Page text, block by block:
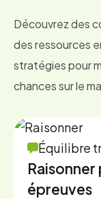
Découvrez des
des ressources
stratégies pour
chances sur le
Équilibre
épreuves